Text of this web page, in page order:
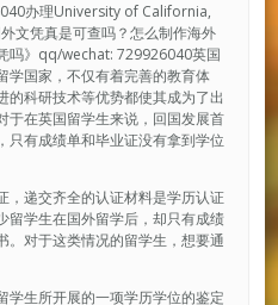
办理University of California,
文凭真是可查吗？怎么制作海外
吗》qq/wechat: 729926040英国
学国家，不仅有着完善的教育体
的科研技术等优势都使其成为了出
于在英国留学生来说，回国发展首
只有成绩单和毕业证没有拿到学位
，递交齐全的认证材料是学历认证
留学生在国外留学后，却只有成绩
。对于这类情况的留学生，想要通
学生所开展的一项学历学位的鉴定